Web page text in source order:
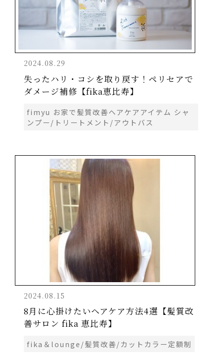
2024.08.29
失ったハリ・コシを取り戻す！ペリセアで
ダメージ補修【fika恵比寿】
fimyu お家で髪質改善ヘアケアアイテム シャ
ンプー/トリートメント/アウトバス
2024.08.15
8月に心掛けたいヘアケア方法4選【髪質改
善サロン fika 恵比寿】
fika＆lounge/髪質改善/カットカラー定額制